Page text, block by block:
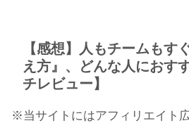
【感想】人もチームもす
え方』、どんな人におす
チレビュー】
※当サイトにはアフィリエイト